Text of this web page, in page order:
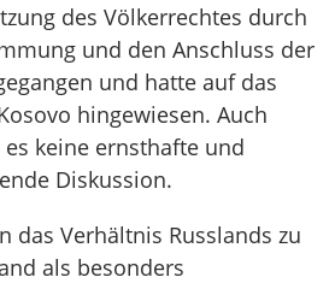
des Völkerrechtes durch
und den Anschluss der
und hatte auf das
hingewiesen. Auch
es keine ernsthafte und
Diskussion.
das Verhältnis Russlands zu
als besonders